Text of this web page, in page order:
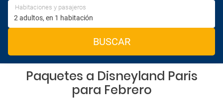
Habitaciones y pasajeros
BUSCAR
Paquetes a Disneyland Paris
para Febrero